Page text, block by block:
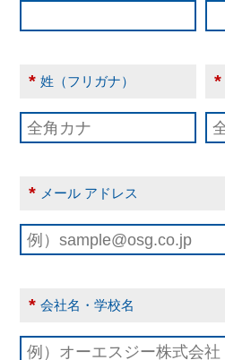
* 姓（フリガナ） *
* メール アドレス
* 会社名・学校名